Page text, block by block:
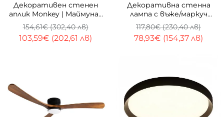
Декоративен стенен
аплик Monkey | Маймуна |
4W | 2800K | E27
103,59€ (202,61 лв)
154,61€ (302,40 лв)
Декоративна стенна
лампа с въже/маркуч
Swing Wall | 30W | 3000K
78,93€ (154,37 лв)
117,80€ (230,40 лв)